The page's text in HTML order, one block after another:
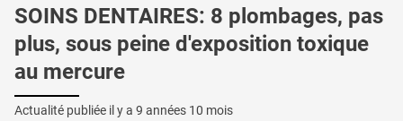
SOINS DENTAIRES: 8 plombages, pas
plus, sous peine d'exposition toxique
au mercure
Actualité publiée il y a 9 années 10 mois